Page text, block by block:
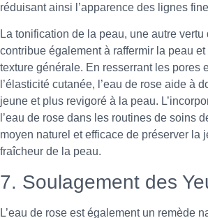
réduisant ainsi l’apparence des lignes
La tonification de la peau, une autre vertu
contribue également à raffermir la peau
texture générale. En resserrant les pores
l’élasticité cutanée, l’eau de rose aide à
jeune et plus revigoré à la peau.
l’eau de rose dans les routines de soins
moyen naturel et efficace de préserver la
fraîcheur de la peau.
7. Soulagement des
L’eau de rose est également un remède